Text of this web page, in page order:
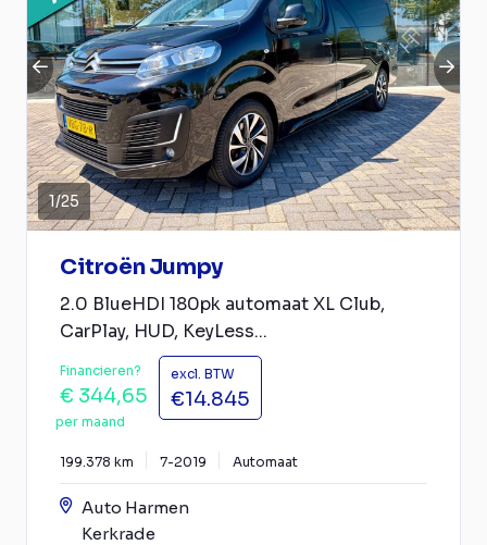
1/25
Citroën Jumpy
2.0 BlueHDI 180pk automaat XL Club,
CarPlay, HUD, KeyLess...
Financieren?
€ 344,65
per maand
excl. BTW
€14.845
199.378 km 7-2019 Automaat
Auto Harmen
Kerkrade